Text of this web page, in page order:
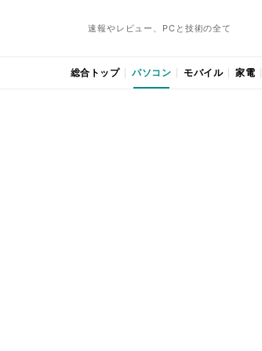
速報やレビュー、PCと技術の全て
総合トップ パソコン モバイル 家電